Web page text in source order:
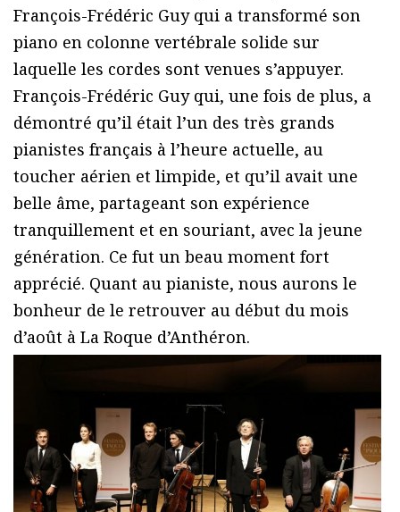
François-Frédéric Guy qui a transformé son
piano en colonne vertébrale solide sur
laquelle les cordes sont venues s’appuyer.
François-Frédéric Guy qui, une fois de plus, a
démontré qu’il était l’un des très grands
pianistes français à l’heure actuelle, au
toucher aérien et limpide, et qu’il avait une
belle âme, partageant son expérience
tranquillement et en souriant, avec la jeune
génération. Ce fut un beau moment fort
apprécié. Quant au pianiste, nous aurons le
bonheur de le retrouver au début du mois
d’août à La Roque d’Anthéron.